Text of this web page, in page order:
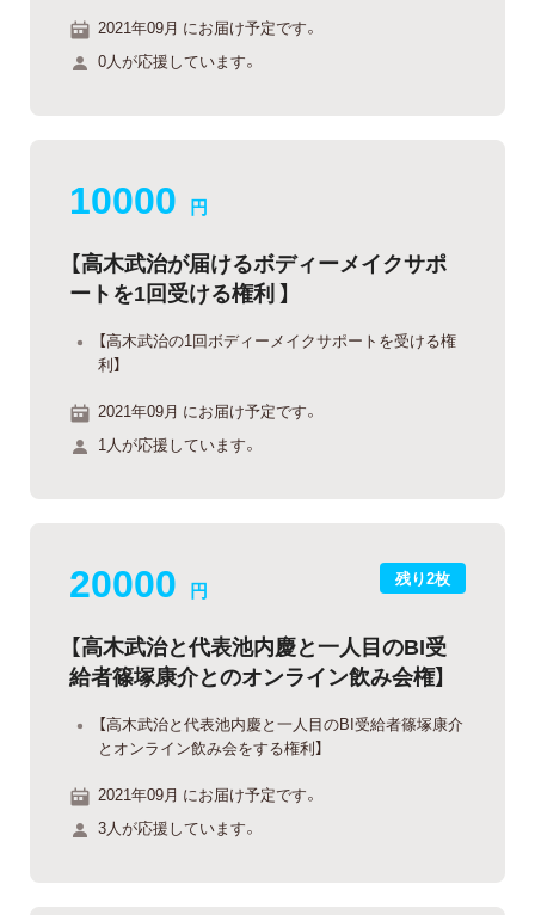
2021年09月 にお届け予定です。
0人が応援しています。
10000 円
【高木武治が届けるボディーメイクサポ
ートを1回受ける権利 】
【高木武治の1回ボディーメイクサポートを受ける権
利】
2021年09月 にお届け予定です。
1人が応援しています。
残り2枚
20000 円
【高木武治と代表池内慶と一人目のBI受
給者篠塚康介とのオンライン飲み会権】
【高木武治と代表池内慶と一人目のBI受給者篠塚康介
とオンライン飲み会をする権利】
2021年09月 にお届け予定です。
3人が応援しています。